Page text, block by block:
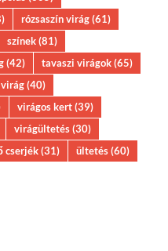
rózsaszín virág(61)
színek(81)
(42) tavaszi virágok(65)
virág(40)
virágos kert(39)
virágültetés(30)
cserjék(31) ültetés(60)